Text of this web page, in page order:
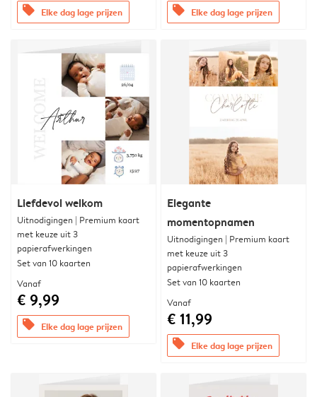
offers Elke dag lage prijzen offers Elke dag lage prijzen
Liefdevol welkom
Uitnodigingen | Premium kaart
met keuze uit 3
papierafwerkingen
Set van 10 kaarten
Vanaf
€ 9,99
offers Elke dag lage prijzen
Elegante
momentopnamen
Uitnodigingen | Premium kaart
met keuze uit 3
papierafwerkingen
Set van 10 kaarten
Vanaf
€ 11,99
offers Elke dag lage prijzen